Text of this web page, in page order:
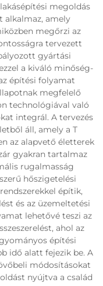
megoldás
alkalmaz, amely
megőrzi az
tervezett
gyártási
a kiváló minőség-
építési folyamat
megfelelő
technológiával való
integrál. A tervezés
áll, amely a T
az alapvető életterek
gyakran tartalmaz
rugalmasság
hőszigetelési
építik,
és az üzemeltetési
lehetővé teszi az
ahol az
építési
idő alatt fejezik be. A
módosításokat
nyújtva a család